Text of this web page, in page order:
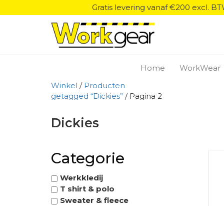
Gratis levering vanaf €200 excl.
Home WorkWear
Winkel / Producten
getagged “Dickies” / Pagina 2
Dickies
Categorie
Werkkledij
T shirt & polo
Sweater & fleece